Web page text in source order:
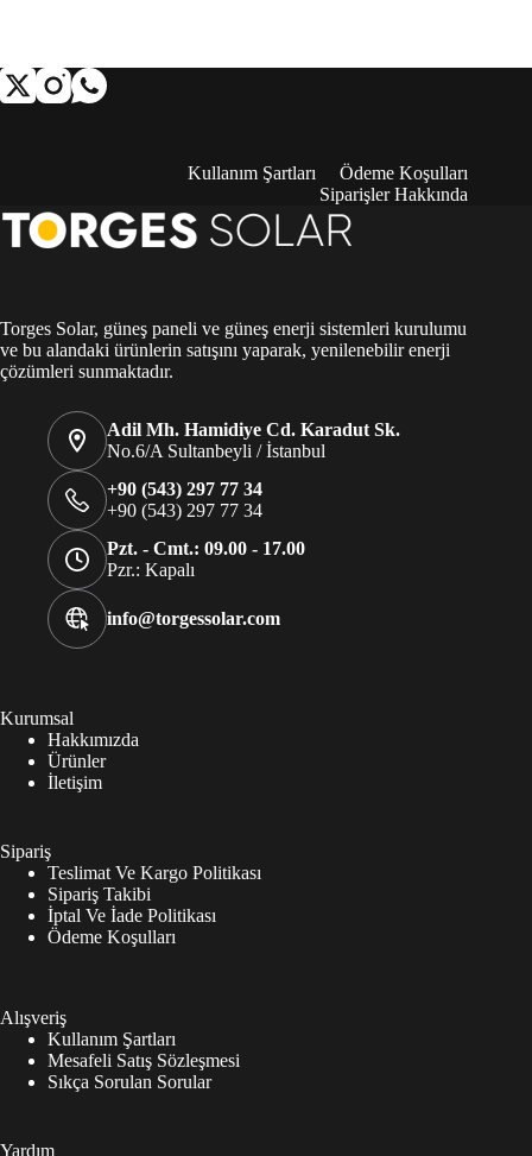
Kullanım Şartları
Ödeme Koşulları
Siparişler Hakkında
Torges Solar, güneş paneli ve güneş enerji sistemleri kurulumu
ve bu alandaki ürünlerin satışını yaparak, yenilenebilir enerji
çözümleri sunmaktadır.
Adil Mh. Hamidiye Cd. Karadut Sk.
No.6/A Sultanbeyli / İstanbul
+90 (543) 297 77 34
+90 (543) 297 77 34
Pzt. - Cmt.: 09.00 - 17.00
Pzr.: Kapalı
info@torgessolar.com
Kurumsal
Hakkımızda
Ürünler
İletişim
Sipariş
Teslimat Ve Kargo Politikası
Sipariş Takibi
İptal Ve İade Politikası
Ödeme Koşulları
Alışveriş
Kullanım Şartları
Mesafeli Satış Sözleşmesi
Sıkça Sorulan Sorular
Yardım